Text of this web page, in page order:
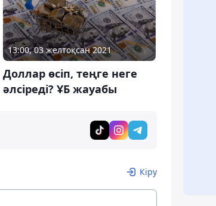
13:00, 03 желтоқсан 2021
Доллар өсіп, теңге неге
әлсіреді? ҰБ жауабы
Кіру